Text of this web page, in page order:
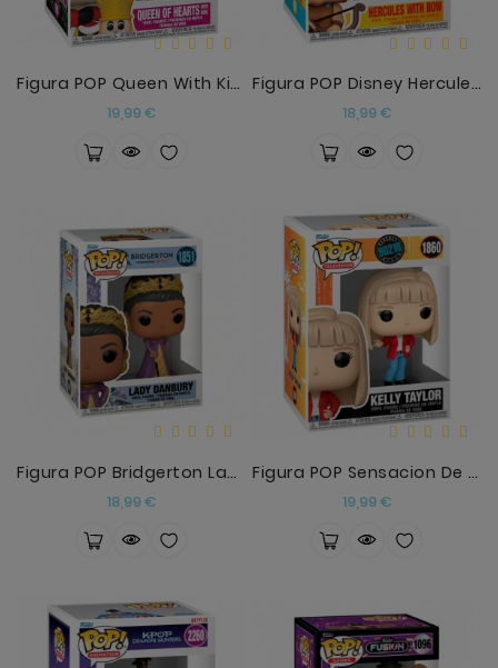
Figura POP Queen With King
19,99 €Precio
Figura POP Disney Hercules - Hercules With Bow
18,99 €Precio
Figura POP Bridgerton Lady Danbury
18,99 €Precio
Figura POP Sensacion De Vivir Kelly Taylor
19,99 €Precio